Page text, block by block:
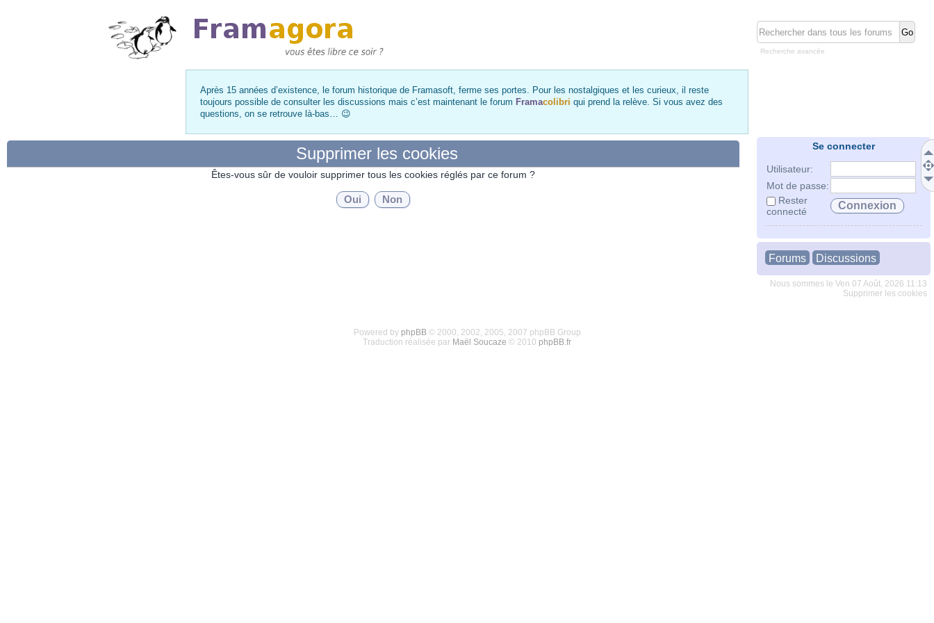
Recherche avancée
Après 15 années d’existence, le forum historique de Framasoft, ferme ses portes. Pour les nostalgiques et les curieux, il reste
toujours possible de consulter les discussions mais c’est maintenant le forum Framacolibri qui prend la relève. Si vous avez des
questions, on se retrouve là-bas… 😉
Se connecter
Utilisateur:
Mot de passe:
Rester
connecté
Forums Discussions
Nous sommes le Ven 07 Août, 2026 11:13
Supprimer les cookies
Supprimer les cookies
Êtes-vous sûr de vouloir supprimer tous les cookies réglés par ce forum ?
Powered by phpBB© 2000, 2002, 2005, 2007 phpBB Group
Traduction réalisée par Maël Soucaze © 2010 phpBB.fr